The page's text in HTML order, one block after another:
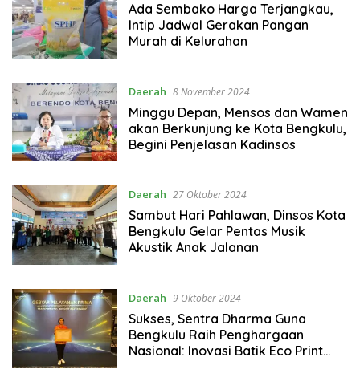
Ada Sembako Harga Terjangkau,
Intip Jadwal Gerakan Pangan
Murah di Kelurahan
Daerah 8 November 2024
Minggu Depan, Mensos dan Wamen
akan Berkunjung ke Kota Bengkulu,
Begini Penjelasan Kadinsos
Daerah 27 Oktober 2024
Sambut Hari Pahlawan, Dinsos Kota
Bengkulu Gelar Pentas Musik
Akustik Anak Jalanan
Daerah 9 Oktober 2024
Sukses, Sentra Dharma Guna
Bengkulu Raih Penghargaan
Nasional: Inovasi Batik Eco Print